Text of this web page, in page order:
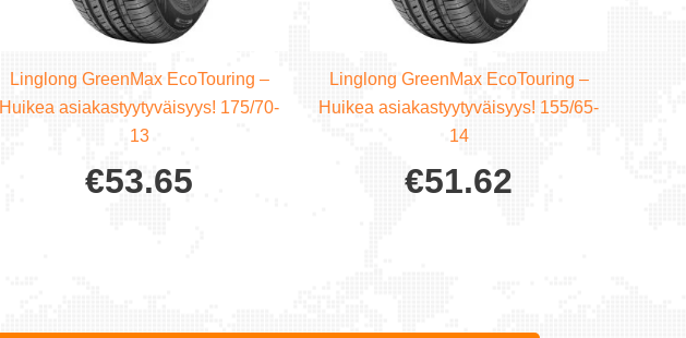
Linglong GreenMax EcoTouring –
Huikea asiakastyytyväisyys! 175/70-
13
€53.65
Linglong GreenMax EcoTouring –
Huikea asiakastyytyväisyys! 155/65-
14
€51.62